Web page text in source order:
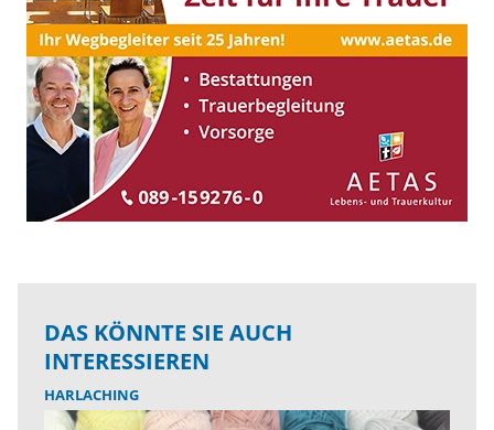
DAS KÖNNTE SIE AUCH
INTERESSIEREN
HARLACHING